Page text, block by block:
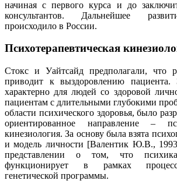
начиная с первого курса и до
консультантов. Дальнейшее
происходило в России.
Психотерапевтическая
Стокс и Уайтсайд предполагали, что
приводит к выздоровлению пациента.
характерно для людей со здоровой
пациентам с длительными глубокими
области психического здоровья, было
ориентированное направление –
кинезиология. За основу была взята
и модель личности [Валентик Ю.В.,
представлении о том, что
функционирует в рамках
генетической программы.